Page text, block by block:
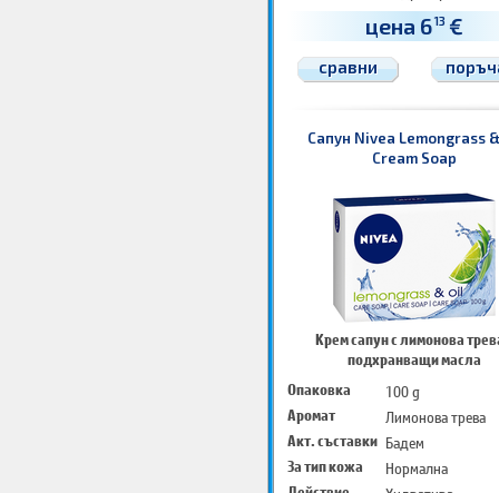
Успокоява
Подхранва
цена 613 €
сравни
Сапун Nivea Lemongrass
Cream Soap
Крем сапун с лимонова
подхранващи масла
Опаковка
100 g
Аромат
Лимонова трева
Акт. съставки Бадем
За тип кожа
Нормална